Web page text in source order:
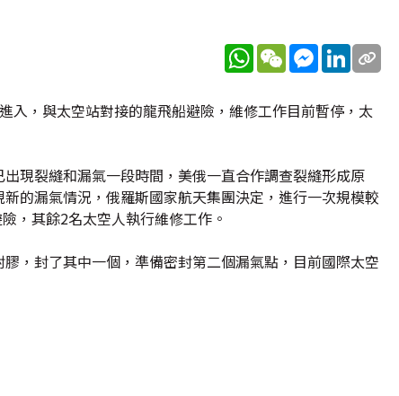
WhatsApp
WeChatMessenger
LinkedIn
入，與太空站對接的龍飛船避險，維修工作目前暫停，太
現裂縫和漏氣一段時間，美俄一直合作調查裂縫形成原
的漏氣情況，俄羅斯國家航天集團決定，進行一次規模較
，其餘2名太空人執行維修工作。
，封了其中一個，準備密封第二個漏氣點，目前國際太空